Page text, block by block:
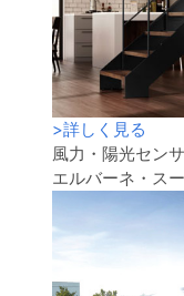
>詳しく見る
風力・陽光セン
エルバーネ・ス